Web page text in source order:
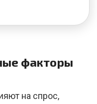
факторы
на спрос,